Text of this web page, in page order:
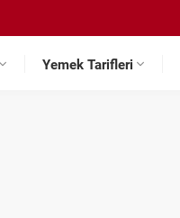
Yemek Tarifleri